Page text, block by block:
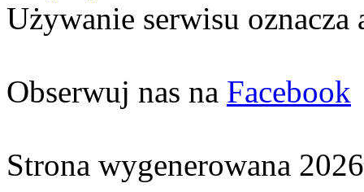
Używanie serwisu oznacza
Obserwuj nas na Facebook
Strona wygenerowana